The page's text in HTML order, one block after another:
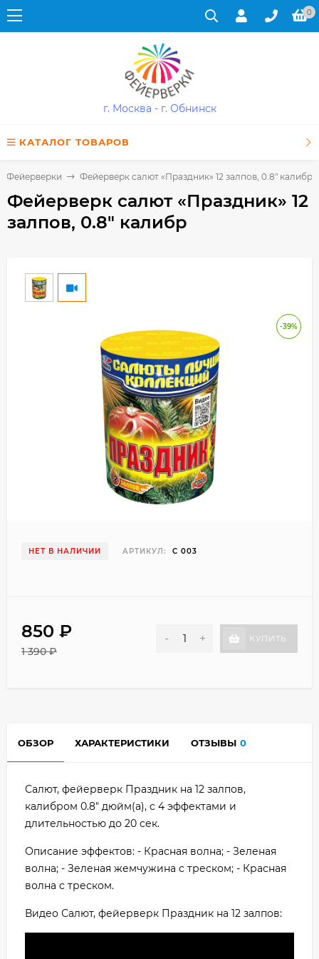
0
г. Москва - г. Обнинск
КАТАЛОГ ТОВАРОВ
Фейерверки Фейерверк салют «Праздник» 12 залпов, 0.8" калибр
Фейерверк салют «Праздник» 12
залпов, 0.8" калибр
-39%
НЕТ В НАЛИЧИИ АРТИКУЛ: С 003
850 ₽
1 390₽
- + КУПИТЬ
ОБЗОР ХАРАКТЕРИСТИКИ ОТЗЫВЫ 0
Салют, фейерверк Праздник на 12 залпов,
калибром 0.8" дюйм(а), с 4 эффектами и
длительностью до 20 сек.
Описание эффектов: - Красная волна; - Зеленая
волна; - Зеленая жемчужина с треском; - Красная
волна с треском.
Видео Салют, фейерверк Праздник на 12 залпов: